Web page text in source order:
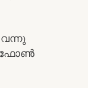
വന്നു
ഫോൺ